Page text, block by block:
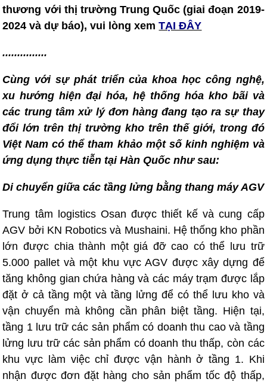
thương với thị trường Trung Quốc (giai đoạn 2019-
2024 và dự báo), vui lòng xemTẠI ĐÂY
...............
Cùng với sự phát triển của khoa học công nghệ,
xu hướng hiện đại hóa, hệ thống hóa kho bãi và
các trung tâm xử lý đơn hàng đang tạo ra sự thay
đổi lớn trên thị trường kho trên thế giới, trong đó
Việt Nam có thể tham khảo một số kinh nghiệm và
ứng dụng thực tiễn tại Hàn Quốc như sau:
Di chuyển giữa các tầng lửng bằng thang máy AGV
Trung tâm logistics Osan được thiết kế và cung cấp
AGV bởi KN Robotics và Mushaini. Hệ thống kho phần
lớn được chia thành một giá đỡ cao có thể lưu trữ
5.000 pallet và một khu vực AGV được xây dựng để
tăng không gian chứa hàng và các máy trạm được lắp
đặt ở cả tầng một và tầng lửng để có thể lưu kho và
vận chuyển mà không cần phân biệt tầng. Hiện tại,
tầng 1 lưu trữ các sản phẩm có doanh thu cao và tầng
lửng lưu trữ các sản phẩm có doanh thu thấp, còn các
khu vực làm việc chỉ được vận hành ở tầng 1. Khi
nhận được đơn đặt hàng cho sản phẩm tốc độ thấp,